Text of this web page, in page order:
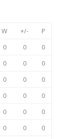
W +/-
P
0 0
0
0 0
0
0 0
0
0 0
0
0 0
0
0 0
0